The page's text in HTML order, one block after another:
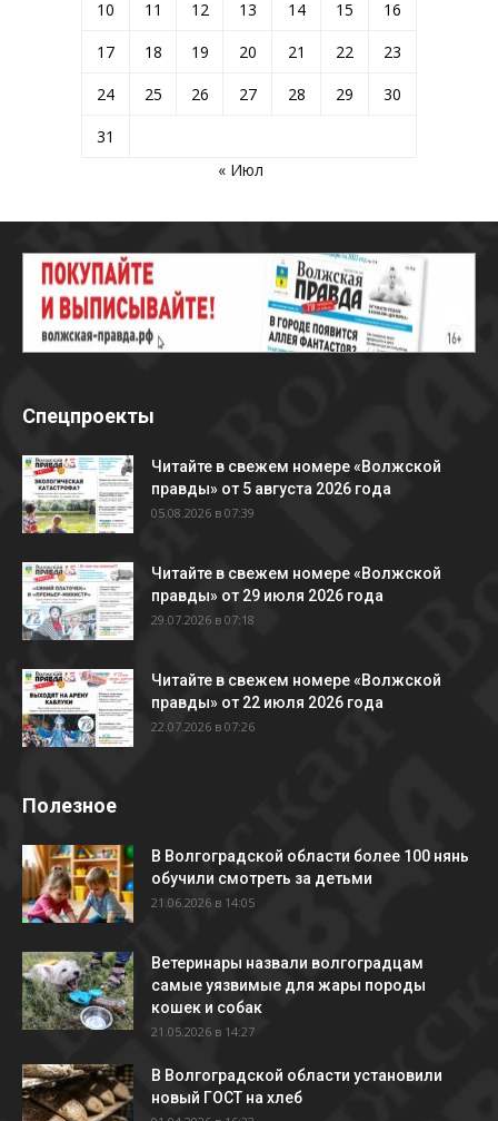
10
11 12 13 14 15
16
17
18 19 20 21 22
23
24
25 26 27 28 29
30
31
« Июл
Спецпроекты
Читайте в свежем номере «Волжской
правды» от 5 августа 2026 года
05.08.2026 в 07:39
Читайте в свежем номере «Волжской
правды» от 29 июля 2026 года
29.07.2026 в 07:18
Читайте в свежем номере «Волжской
правды» от 22 июля 2026 года
22.07.2026 в 07:26
Полезное
В Волгоградской области более 100 нянь
обучили смотреть за детьми
21.06.2026 в 14:05
Ветеринары назвали волгоградцам
самые уязвимые для жары породы
кошек и собак
21.05.2026 в 14:27
В Волгоградской области установили
новый ГОСТ на хлеб